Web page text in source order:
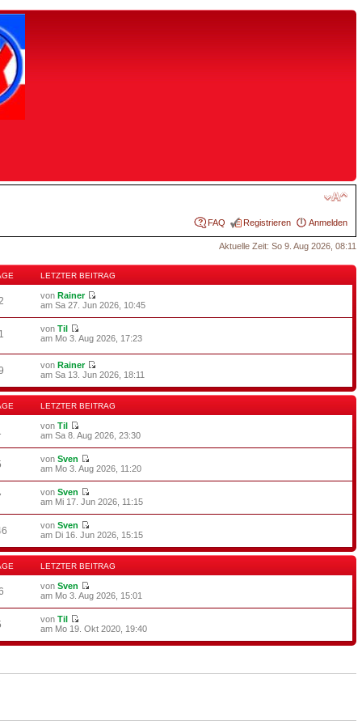
FAQ Registrieren Anmelden
Aktuelle Zeit: So 9. Aug 2026, 08:11
LETZTER BEITRAG
von Rainer
am Sa 27. Jun 2026, 10:45
von Til
am Mo 3. Aug 2026, 17:23
von Rainer
am Sa 13. Jun 2026, 18:11
LETZTER BEITRAG
von Til
am Sa 8. Aug 2026, 23:30
von Sven
am Mo 3. Aug 2026, 11:20
von Sven
am Mi 17. Jun 2026, 11:15
von Sven
am Di 16. Jun 2026, 15:15
LETZTER BEITRAG
von Sven
am Mo 3. Aug 2026, 15:01
von Til
am Mo 19. Okt 2020, 19:40